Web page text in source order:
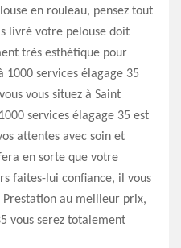
en rouleau, pensez tout
livré votre pelouse doit
très esthétique pour
1000 services élagage 35
vous situez à Saint
services élagage 35 est
attentes avec soin et
en sorte que votre
faites-lui confiance, il vous
au meilleur prix,
vous serez totalement